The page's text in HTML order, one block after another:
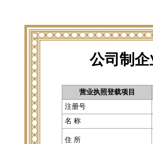
公司制
营业执照登载项目
注册号
名 称
住 所